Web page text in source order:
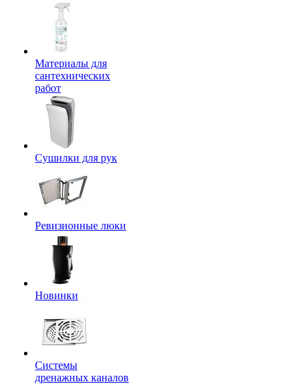
Материалы для
сантехнических
работ
Сушилки для рук
Ревизионные люки
Новинки
Системы
дренажных каналов